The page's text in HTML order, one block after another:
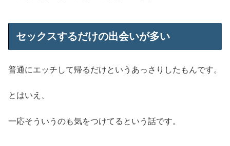
セックスするだけの出会いが多い
普通にエッチして帰るだけというあっさりしたもんです。
とはいえ、
一応そういうのも気をつけてるという話です。